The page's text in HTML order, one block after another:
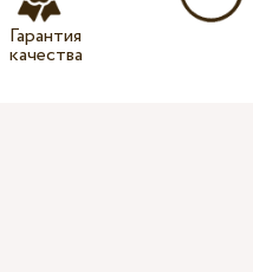
Гарантия
качества